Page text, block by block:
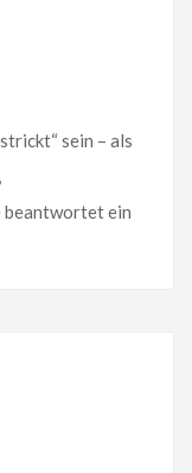
sein – als
beantwortet ein